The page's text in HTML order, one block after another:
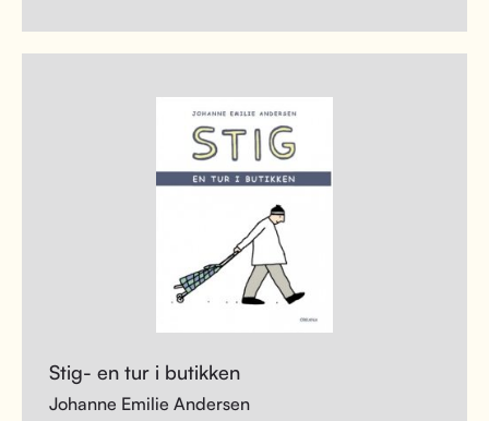
Stig- en tur i butikken
Johanne Emilie Andersen